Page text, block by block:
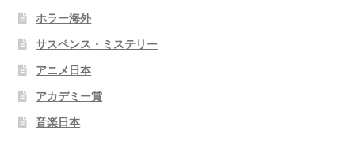
ホラー海外
サスペンス・ミステリー
アニメ日本
アカデミー賞
音楽日本